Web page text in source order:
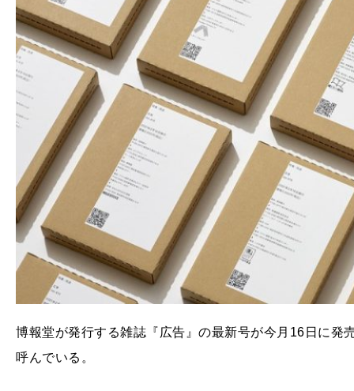
博報堂が発行する雑誌『広告』の最新号が今月16日に発
呼んでいる。